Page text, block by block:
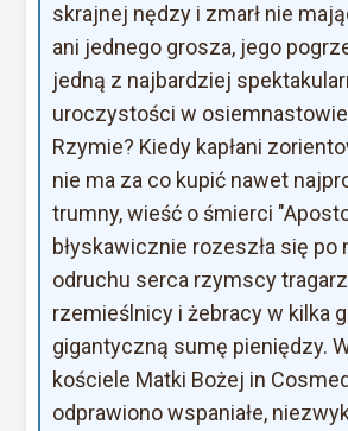
skrajnej nędzy i zmarł nie
ani jednego grosza, jego
jedną z najbardziej
uroczystości w
Rzymie? Kiedy kapłani
nie ma za co kupić nawet
trumny, wieść o śmierci
błyskawicznie rozeszła się po
odruchu serca rzymscy
rzemieślnicy i żebracy w kilka
gigantyczną sumę pieniędzy.
kościele Matki Bożej in
odprawiono wspaniałe,